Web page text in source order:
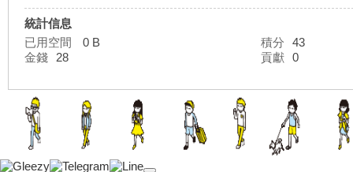
外
統計信息
已用空間
0 B 積分
43
金錢
28 貢獻 0